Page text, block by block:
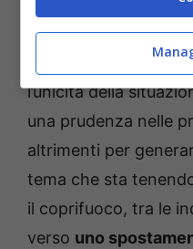
cita come esempi i
Unito dove una
ha consentito di
l’unicità della
una prudenza nelle
altrimenti per
tema che sta
il coprifuoco, tra le
verso uno